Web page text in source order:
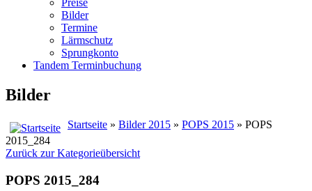
Preise
Bilder
Termine
Lärmschutz
Sprungkonto
Tandem Terminbuchung
Bilder
Startseite » Bilder 2015 » POPS 2015 » POPS
2015_284
Zurück zur Kategorieübersicht
POPS 2015_284